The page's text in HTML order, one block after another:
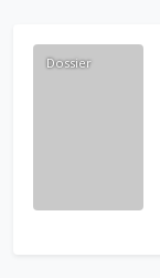
Dossier